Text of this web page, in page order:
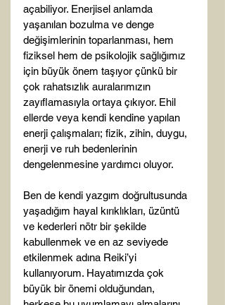
açabiliyor. Enerjisel anlamda
yaşanılan bozulma ve denge
değişimlerinin toparlanması, hem
fiziksel hem de psikolojik sağlığımız
için büyük önem taşıyor çünkü bir
çok rahatsızlık auralarımızın
zayıflamasıyla ortaya çıkıyor. Ehil
ellerde veya kendi kendine yapılan
enerji çalışmaları; fizik, zihin, duygu,
enerji ve ruh bedenlerinin
dengelenmesine yardımcı oluyor.
Ben de kendi yazgım doğrultusunda
yaşadığım hayal kırıklıkları, üzüntü
ve kederleri nötr bir şekilde
kabullenmek ve en az seviyede
etkilenmek adına Reiki’yi
kullanıyorum. Hayatımızda çok
büyük bir önemi olduğundan,